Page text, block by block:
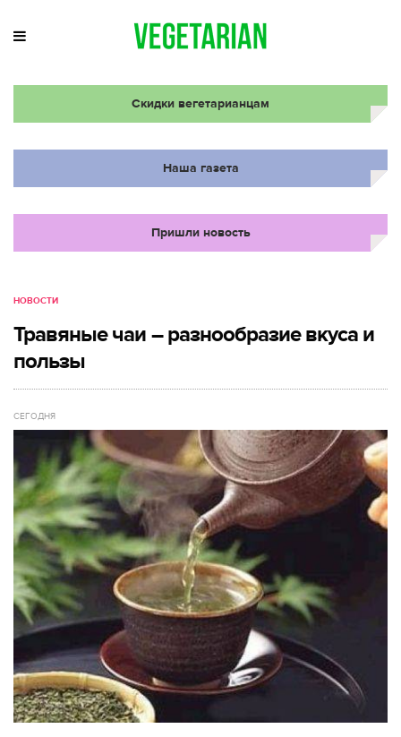
Скидки вегетарианцам
Наша газета
Пришли новость
НОВОСТИ
Травяные чаи – разнообразие вкуса и
пользы
СЕГОДНЯ